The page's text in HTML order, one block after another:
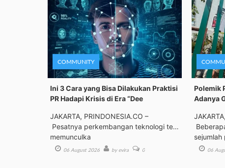
COMMUNITY
Ini 3 Cara yang Bisa Dilakukan Praktisi
PR Hadapi Krisis di Era “Dee
JAKARTA, PRINDONESIA.CO –
Pesatnya perkembangan teknologi telah
memunculka
06 August 2026 by evira 0
Polemik
Adanya
sejumlah
06